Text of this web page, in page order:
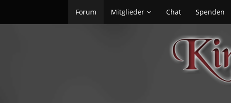
Forum Mitglieder Chat Spenden